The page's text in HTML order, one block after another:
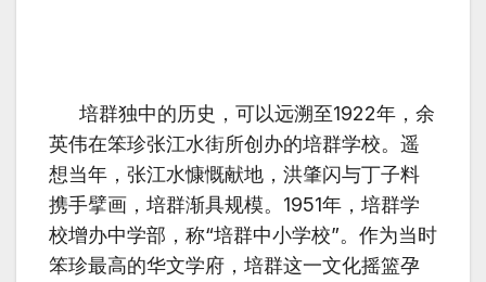
培群独中的历史，可以远溯至1922年，余
英伟在笨珍张江水街所创办的培群学校。遥
想当年，张江水慷慨献地，洪肇闪与丁子料
携手擘画，培群渐具规模。1951年，培群学
校增办中学部，称“培群中小学校”。作为当时
笨珍最高的华文学府，培群这一文化摇篮孕